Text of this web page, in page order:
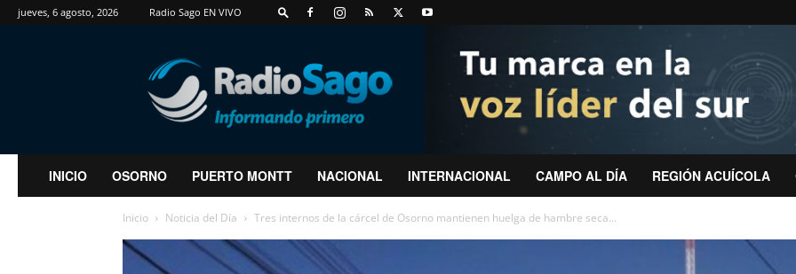
jueves, 6 agosto, 2026 Radio Sago EN VIVO
RadioSago
INICIO OSORNO PUERTO MONTT NACIONAL INTERNACIONAL CAMPO AL DÍA REGIÓN ACUÍCOLA
Inicio Noticia del Día Tres internos de la cárcel de Osorno mantienen huelga de hambre seca...